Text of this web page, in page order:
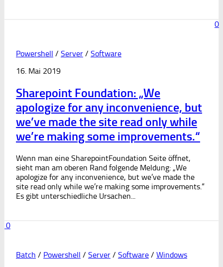
0
Powershell / Server / Software
16. Mai 2019
Sharepoint Foundation: „We
apologize for any inconvenience, but
we’ve made the site read only while
we’re making some improvements.“
Wenn man eine SharepointFoundation Seite öffnet,
sieht man am oberen Rand folgende Meldung: „We
apologize for any inconvenience, but we’ve made the
site read only while we’re making some improvements.“
Es gibt unterschiedliche Ursachen...
0
Batch / Powershell / Server / Software / Windows